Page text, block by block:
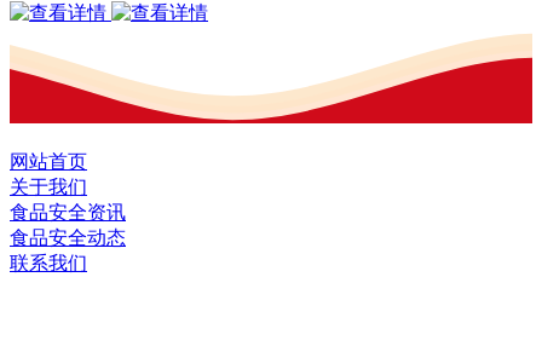
网站首页
关于我们
食品安全资讯
食品安全动态
联系我们